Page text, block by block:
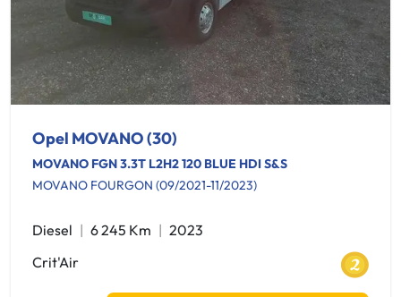
Opel MOVANO (30)
MOVANO FGN 3.3T L2H2 120 BLUE HDI S&S
MOVANO FOURGON (09/2021-11/2023)
Diesel 6 245 Km
2023
Crit'Air